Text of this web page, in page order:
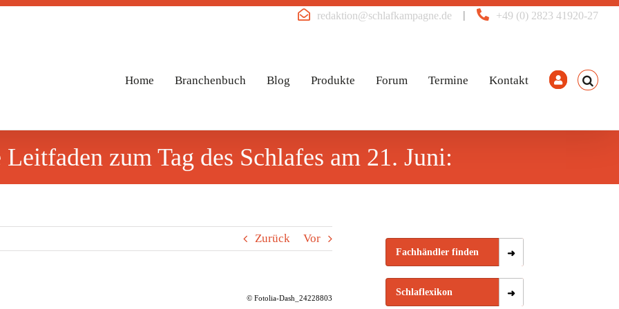
+49 (0) 2823 41920-27
|
redaktion@schlafkampagne.de
Home Branchenbuch Blog Produkte Forum Termine Kontakt
zum Tag des Schlafes am 21. Juni:
Zurück Vor
© Fotolia-Dash_24228803
Fachhändler finden
Schlaflexikon